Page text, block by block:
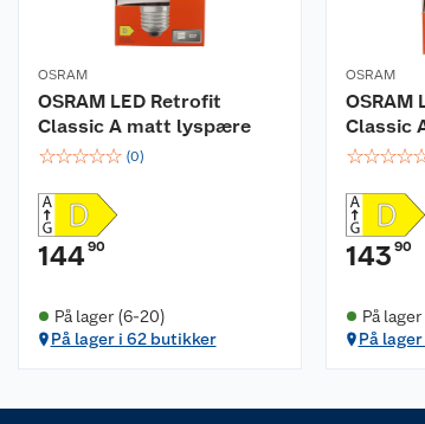
OSRAM
OSRAM LED Retrofit
Classic A matt lyspære
☆☆☆☆☆ (0)
14490
På lager (6-20)
På lager i 62 butikker
OSRAM
OSRAM
Classic
☆☆☆☆
143 90
På
På